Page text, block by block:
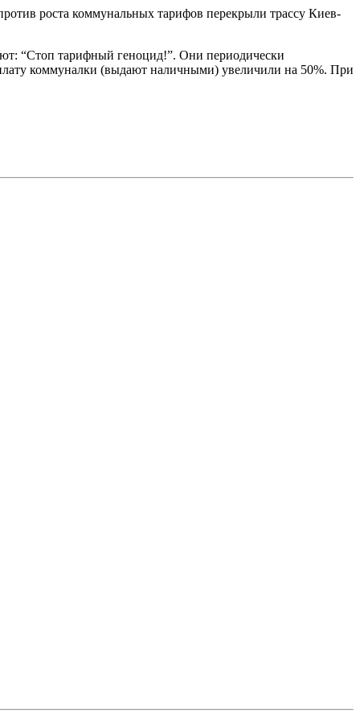
роста коммунальных тарифов перекрыли трассу Киев-
“Стоп тарифный геноцид!”. Они периодически
коммуналки (выдают наличными) увеличили на 50%. При